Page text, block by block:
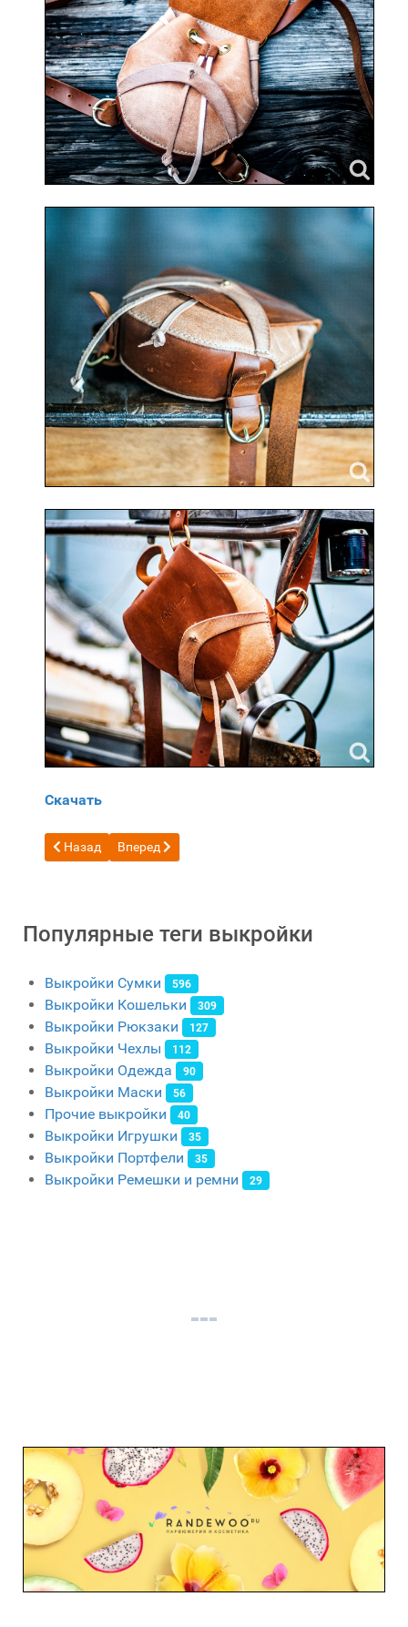
Скачать
Предыдущий: Бесплатная выкройка рюкзак Da Bomb от
Назад Следующий: Бесплатная выкройка женский
Вперед
Популярные теги выкройки
Выкройки Сумки 596
Выкройки Кошельки 309
Выкройки Рюкзаки 127
Выкройки Чехлы 112
Выкройки Одежда 90
Выкройки Маски 56
Прочие выкройки 40
Выкройки Игрушки 35
Выкройки Портфели 35
Выкройки Ремешки и ремни 29